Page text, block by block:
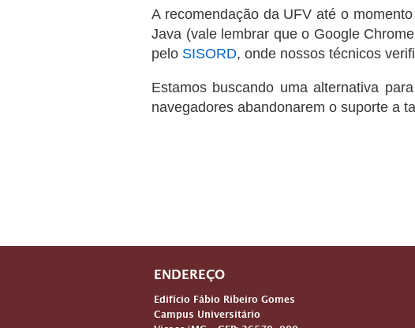
A recomendação da UFV até o
Java (vale lembrar que o Google
pelo SISORD, onde nossos técnicos
Estamos buscando uma alternativa
navegadores abandonarem o suporte a
ENDEREÇO
Edifício Fábio Ribeiro Gomes
Campus Universitário